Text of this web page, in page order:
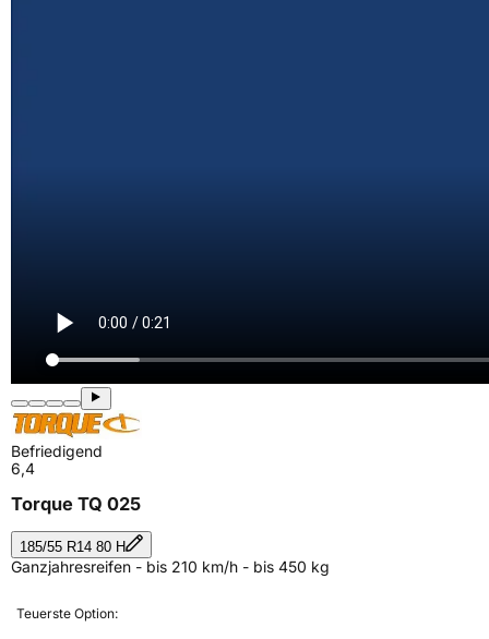
Befriedigend
6,4
Torque TQ 025
185/55 R14 80 H
Ganzjahresreifen - bis 210 km/h - bis 450 kg
Teuerste Option: